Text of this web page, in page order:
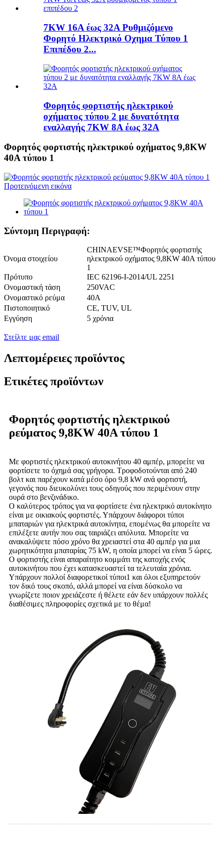
7KW 16A έως 32A Ρυθμιζόμενο
Φορητό Ηλεκτρικό Οχημα Τύπου 1
Επιπέδου 2...
Φορητός φορτιστής ηλεκτρικού
οχήματος τύπου 2 με δυνατότητα
εναλλαγής 7KW 8A έως 32A
Φορητός φορτιστής ηλεκτρικού οχήματος 9,8KW
40A τύπου 1
Σύντομη Περιγραφή:
Όνομα στοιχείου
CHINAEVSE™️Φορητός φορτιστής
ηλεκτρικού οχήματος 9,8KW 40A τύπου
1
Πρότυπο
IEC 62196-I-2014/UL 2251
Ονομαστική τάση
250VAC
Ονομαστικό ρεύμα
40Α
Πιστοποιητικό
CE, TUV, UL
Εγγύηση
5 χρόνια
Στείλτε μας email
Λεπτομέρειες προϊόντος
Ετικέτες προϊόντων
Φορητός φορτιστής ηλεκτρικού
ρεύματος 9,8KW 40A τύπου 1
Με φορτιστές ηλεκτρικού αυτοκινήτου 40 αμπέρ, μπορείτε να
φορτίσετε το όχημά σας γρήγορα. Τροφοδοτούνται από 240
βολτ και παρέχουν κατά μέσο όρο 9,8 kW ανά φορτιστή,
γεγονός που διευκολύνει τους οδηγούς που περιμένουν στην
ουρά στο βενζινάδικο.
Ο καλύτερος τρόπος για να φορτίσετε ένα ηλεκτρικό αυτοκίνητο
είναι με οικιακούς φορτιστές. Υπάρχουν διάφοροι τύποι
μπαταριών για ηλεκτρικά αυτοκίνητα, επομένως θα μπορείτε να
επιλέξετε αυτήν που σας ταιριάζει απόλυτα. Μπορείτε να
ανακαλύψετε πόσο χρόνο θα χρειαστεί στα 40 αμπέρ για μια
χωρητικότητα μπαταρίας 75 kW, η οποία μπορεί να είναι 5 ώρες.
Ο φορτιστής είναι απαραίτητο κομμάτι της κατοχής ενός
αυτοκινήτου που έχει κατασκευαστεί τα τελευταία χρόνια.
Υπάρχουν πολλοί διαφορετικοί τύποι1 και όλοι εξυπηρετούν
τον δικό τους σκοπό, αλλά μπορεί να είναι δύσκολο να
γνωρίζετε ποιον χρειάζεστε ή θέλετε εάν δεν υπάρχουν πολλές
διαθέσιμες πληροφορίες σχετικά με το θέμα!